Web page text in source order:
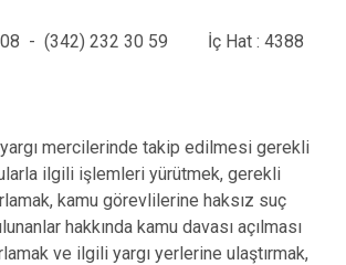
08 - (342) 232 30 59 İç Hat : 4388
mercilerinde takip edilmesi gerekli
ilgili işlemleri yürütmek, gerekli
kamu görevlilerine haksız suç
hakkında kamu davası açılması
ve ilgili yargı yerlerine ulaştırmak,